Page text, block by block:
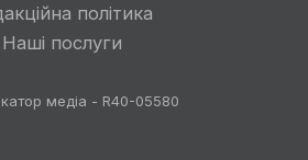
політика
Наші послуги
медіа - R40-05580